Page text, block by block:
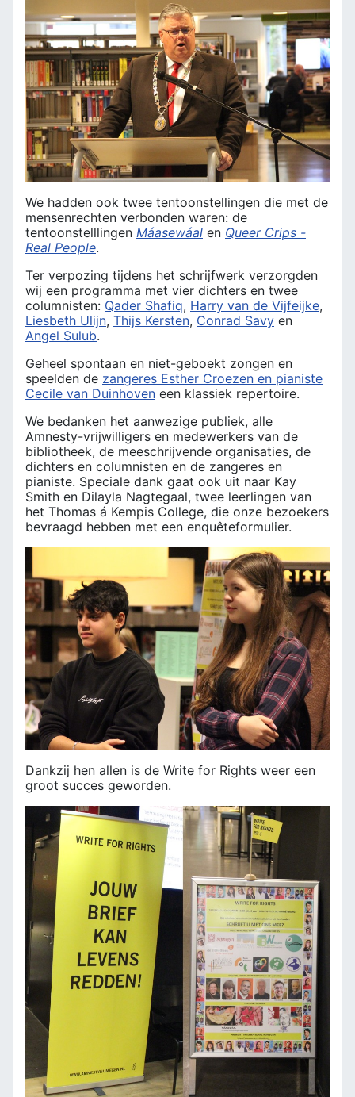
We hadden ook twee tentoonstellingen die met de
mensenrechten verbonden waren: de
tentoonstelllingen Máasewáal en Queer Crips -
Real People.
Ter verpozing tijdens het schrijfwerk verzorgden
wij een programma met vier dichters en twee
columnisten: Qader Shafiq, Harry van de Vijfeijke,
Liesbeth Ulijn, Thijs Kersten, Conrad Savy en
Angel Sulub.
Geheel spontaan en niet-geboekt zongen en
speelden de zangeres Esther Croezen en pianiste
Cecile van Duinhoven een klassiek repertoire.
We bedanken het aanwezige publiek, alle
Amnesty-vrijwilligers en medewerkers van de
bibliotheek, de meeschrijvende organisaties, de
dichters en columnisten en de zangeres en
pianiste. Speciale dank gaat ook uit naar Kay
Smith en Dilayla Nagtegaal, twee leerlingen van
het Thomas á Kempis College, die onze bezoekers
bevraagd hebben met een enquêteformulier.
Dankzij hen allen is de Write for Rights weer een
groot succes geworden.